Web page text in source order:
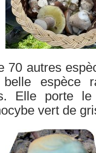
70 autres
espèce
Elle porte
vert de